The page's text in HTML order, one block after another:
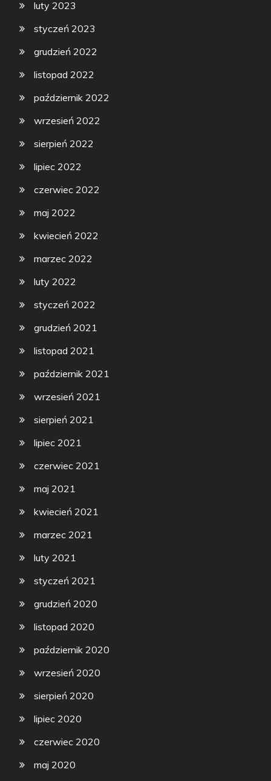
luty 2023
styczeń 2023
grudzień 2022
listopad 2022
październik 2022
wrzesień 2022
sierpień 2022
lipiec 2022
czerwiec 2022
maj 2022
kwiecień 2022
marzec 2022
luty 2022
styczeń 2022
grudzień 2021
listopad 2021
październik 2021
wrzesień 2021
sierpień 2021
lipiec 2021
czerwiec 2021
maj 2021
kwiecień 2021
marzec 2021
luty 2021
styczeń 2021
grudzień 2020
listopad 2020
październik 2020
wrzesień 2020
sierpień 2020
lipiec 2020
czerwiec 2020
maj 2020